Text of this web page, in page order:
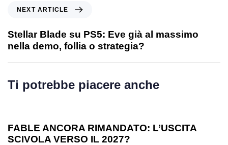
NEXT ARTICLE
Stellar Blade su PS5: Eve già al massimo
nella demo, follia o strategia?
Ti potrebbe piacere anche
FABLE ANCORA RIMANDATO: L’USCITA
SCIVOLA VERSO IL 2027?